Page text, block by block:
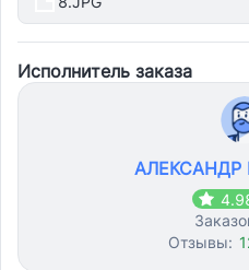
Исполнитель заказа
Отзывы: